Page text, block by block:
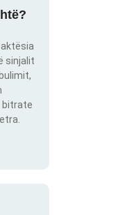
sinjalit
bitrate